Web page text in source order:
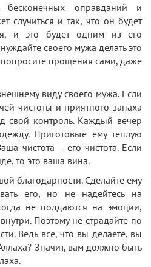
оправданий и
случиться и так, что он будет
и это будет одним из его
своего мужа делать это
попросите прощения сами, даже
виду своего мужа. Если
чистоты и приятного запаха
свой контроль. Каждый вечер
Приготовьте ему теплую
чистота – его чистота. Если
то это ваша вина.
благодарности. Сделайте ему
его, но не надейтесь на
не поддаются на эмоции,
Поэтому не страдайте по
Ведь все, что вы делаете, вы
Значит, вам должно быть